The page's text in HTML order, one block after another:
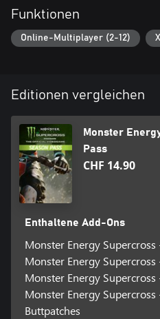
Funktionen
Online-Multiplayer (2-12)
Editionen vergleichen
Monster
Pass
CHF 14.90
Enthaltene Add-Ons
Monster Energy
Monster Energy
Monster Energy
Monster Energy
Buttpatches